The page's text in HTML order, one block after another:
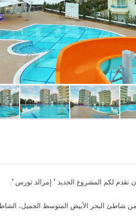
نقدم لكم المشروع الجديد " إمرالد تورس ".